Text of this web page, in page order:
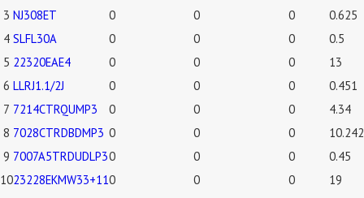
3 NJ308ET 0 0 0
0.625
4 SLFL30A 0 0 0
0.5
5 22320EAE4 0 0 0
13
6 LLRJ1.1/2J 0 0 0
0.451
7 7214CTRQUMP3 0 0 0
4.34
8 7028CTRDBDMP3 0 0 0
10.242
9 7007A5TRDUDLP30 0 0
0.45
1023228EKMW33+110 0 0 19